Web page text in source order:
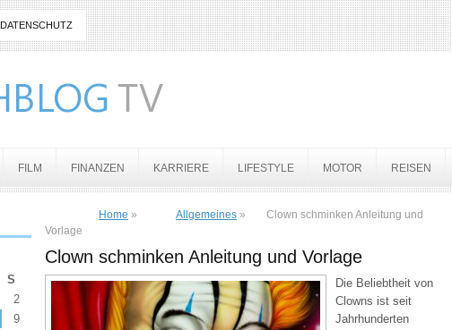
DATENSCHUTZ
FILM FINANZEN KARRIERE LIFESTYLE MOTOR REISEN
Home » Allgemeines »
Clown schminken Anleitung und
Vorlage
Clown schminken Anleitung und Vorlage
Die Beliebtheit von
Clowns ist seit
Jahrhunderten
S
2
9